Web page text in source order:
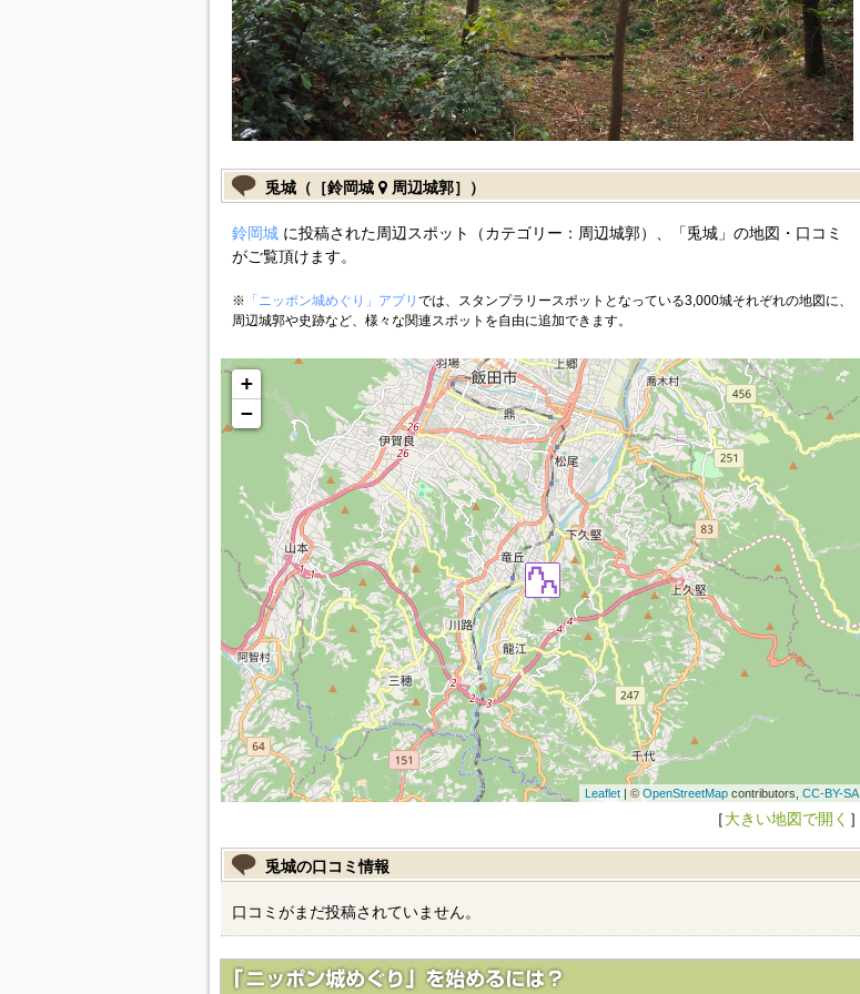
兎城（［鈴岡城 周辺城郭］）
鈴岡城に投稿された周辺スポット（カテゴリー：周辺城郭）、「兎城」の地図・口コミ
がご覧頂けます。
※ 「ニッポン城めぐり」アプリ では、スタンプラリースポットとなっている3,000城それぞれの地図に、
周辺城郭や史跡など、様々な関連スポットを自由に追加できます。
+
−
Leaflet| © OpenStreetMapcontributors, CC-BY-SA
［大きい地図で開く ］
兎城の口コミ情報
口コミがまだ投稿されていません。